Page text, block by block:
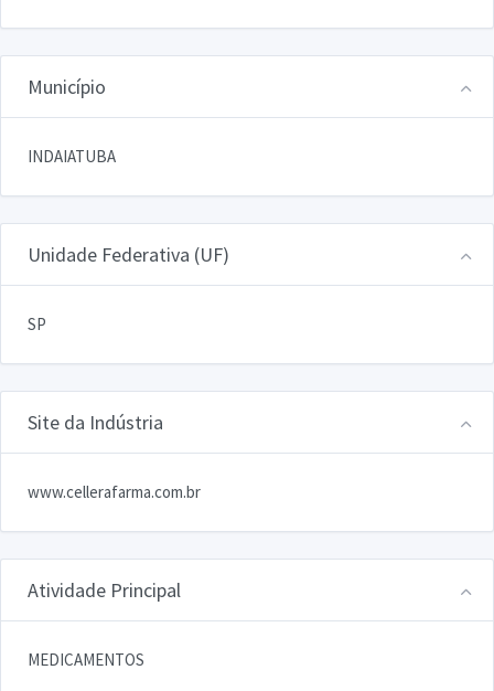
Município
INDAIATUBA
Unidade Federativa (UF)
SP
Site da Indústria
www.cellerafarma.com.br
Atividade Principal
MEDICAMENTOS